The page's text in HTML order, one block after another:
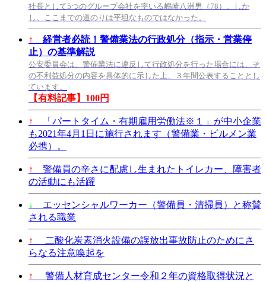
社長として5つのグループ会社を率いる嶋崎八洲男（78）。しか
し、ここまでの道のりは平坦なものではなかった。
↑
経営者必読！警備業法の行政処分（指示・営業停
止）の基準解説
公安委員会は、警備業法に違反して行政処分を行った場合には、そ
の不利益処分の内容を具体的に示した上、３年間公表することとし
ています。
【有料記事】100円
↑
「パートタイム・有期雇用労働法※１」が中小企業
も2021年4月1日に施行されます（警備業・ビルメン業
必携）。
↑
警備員の辛さに配慮し生まれたトイレカー、障害者
の活動にも活躍
↓
エッセンシャルワーカー（警備員・清掃員）と称賛
される職業
↑
二酸化炭素消火設備の誤放出事故防止のためにさ
らなる注意喚起を
↑
警備人材育成センター令和２年の資格取得状況と